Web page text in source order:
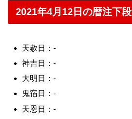
2021年4月12日の暦注下段
天赦日：-
神吉日：-
大明日：-
鬼宿日：-
天恩日：-